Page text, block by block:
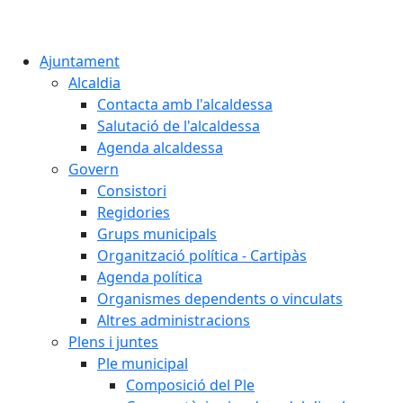
Ajuntament
Alcaldia
Contacta amb l'alcaldessa
Salutació de l'alcaldessa
Agenda alcaldessa
Govern
Consistori
Regidories
Grups municipals
Organització política - Cartipàs
Agenda política
Organismes dependents o vinculats
Altres administracions
Plens i juntes
Ple municipal
Composició del Ple